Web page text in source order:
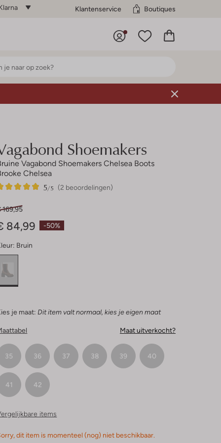
Klantenservice Boutiques
Shoemakers
Vagabond Shoemakers Chelsea Boots
Chelsea
(2 beoordelingen)
5/5
-50%
169,95
84,99
Bruin
je maat: Dit item valt normaal, kies je eigen maat
Maat uitverkocht?
35 36 37 38 39 40
41 42
items
dit item is momenteel (nog) niet beschikbaar.